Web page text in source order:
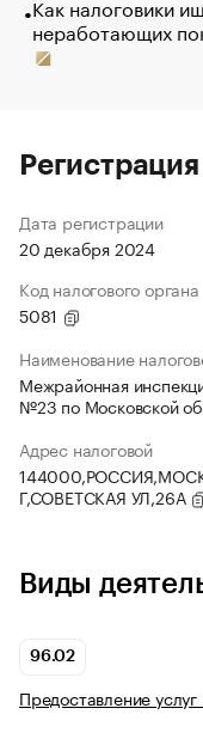
Как налоговики
неработающих
Дата регистрации
20 декабря 2024
Код налогового органа
5081
Наименование
Межрайонная
№23 по Московской
Адрес налоговой
Г,СОВЕТСКАЯ УЛ,26А
Виды
96.02
Предоставление